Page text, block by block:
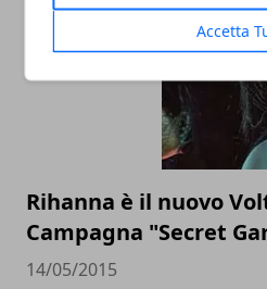
Accetta
Rihanna è il nuovo
Campagna "Secret
14/05/2015